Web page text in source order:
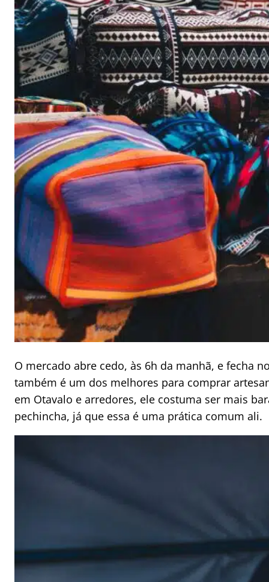
O mercado abre cedo, às 6h da manhã, e fecha
também é um dos melhores para comprar
em Otavalo e arredores, ele costuma ser mais
pechincha, já que essa é uma prática comum ali.